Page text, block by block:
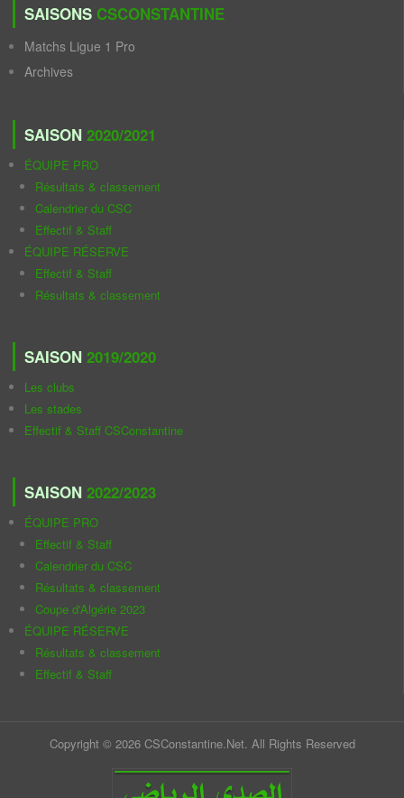
SAISONS CSCONSTANTINE
Matchs Ligue 1 Pro
Archives
SAISON 2020/2021
ÉQUIPE PRO
Résultats & classement
Calendrier du CSC
Effectif & Staff
ÉQUIPE RÉSERVE
Effectif & Staff
Résultats & classement
SAISON 2019/2020
Les clubs
Les stades
Effectif & Staff CSConstantine
SAISON 2022/2023
ÉQUIPE PRO
Effectif & Staff
Calendrier du CSC
Résultats & classement
Coupe d'Algérie 2023
ÉQUIPE RÉSERVE
Résultats & classement
Effectif & Staff
Copyright © 2026 CSConstantine.Net. All Rights Reserved